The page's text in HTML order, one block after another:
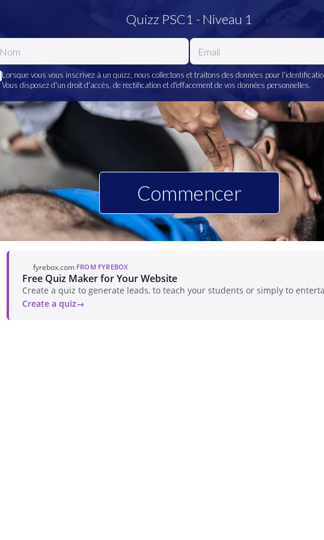
Quizz PSC1 - Niveau 1
Nom Email
Lorsque vous vous inscrivez à un quizz, nous collectons et traitons des données pour
Vous disposez d'un droit d'accès, de rectification et d'effacement de vos données personnelles.
Commencer
fyrebox.com·FROM FYREBOX
Free Quiz Maker for Your Website
Create a quiz to generate leads, to teach your students or simply to
Create a quiz